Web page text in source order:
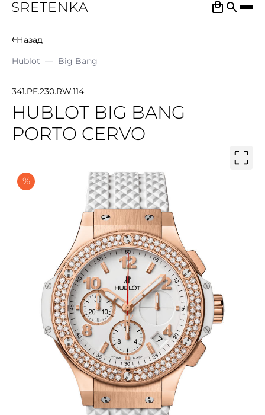
Назад
Hublot — Big Bang
341.PE.230.RW.114
HUBLOT BIG BANG
PORTO CERVO
%